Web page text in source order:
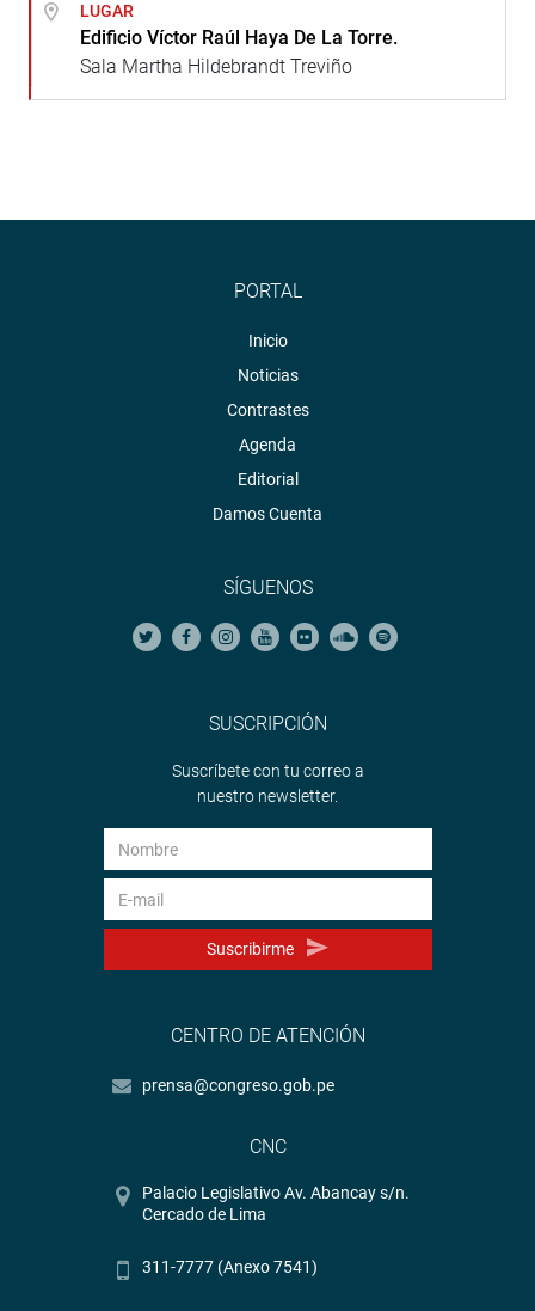
LUGAR
Edificio Víctor Raúl Haya De La Torre.
Sala Martha Hildebrandt Treviño
PORTAL
Inicio
Noticias
Contrastes
Agenda
Editorial
Damos Cuenta
SÍGUENOS
SUSCRIPCIÓN
Suscríbete con tu correo a
nuestro newsletter.
Suscribirme
CENTRO DE ATENCIÓN
prensa@congreso.gob.pe
CNC
Palacio Legislativo Av. Abancay s/n.
Cercado de Lima
311-7777 (Anexo 7541)